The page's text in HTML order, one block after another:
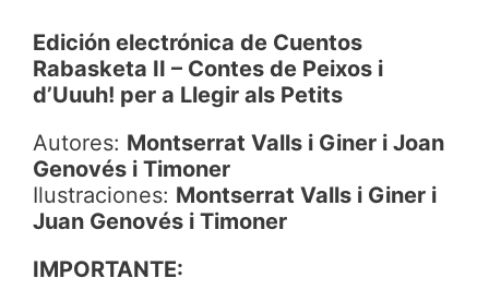
Edición electrónica de Cuentos
Rabasketa II – Contes de Peixos i
d’Uuuh! per a Llegir als Petits
Autores: Montserrat Valls i Giner i Joan
Genovés i Timoner
Ilustraciones: Montserrat Valls i Giner i
Juan Genovés i Timoner
IMPORTANTE: